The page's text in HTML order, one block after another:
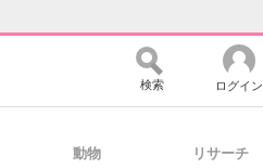
検索 ログイン
動物 リサーチ